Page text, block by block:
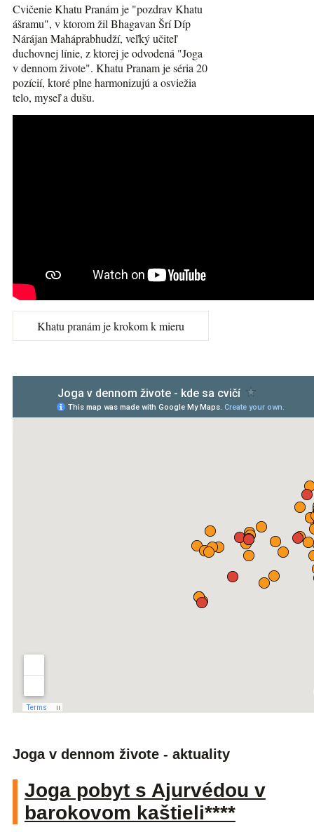
Cvičenie Khatu Pranám je "pozdrav Khatu
ášramu", v ktorom žil Bhagavan Šrí Díp
Nárájan Maháprabhudží, veľký učiteľ
duchovnej línie, z ktorej je odvodená "Joga
v dennom živote". Khatu Pranam je séria 20
pozícií, ktoré plne harmonizujú a osviežia
telo, myseľ a dušu.
Khatu pranám je krokom k mieru
Joga v dennom živote - aktuality
Joga pobyt s Ajurvédou v
barokovom kaštieli****